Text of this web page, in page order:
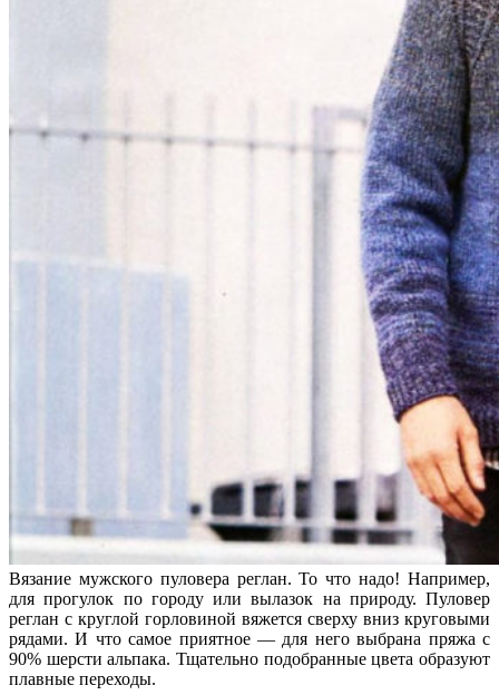
Вязание мужского пуловера реглан. То что надо! Например,
для прогулок по городу или вылазок на природу. Пуловер
реглан с круглой горловиной вяжется сверху вниз круговыми
рядами. И что самое приятное — для него выбрана пряжа с
90% шерсти альпака. Тщательно подобранные цвета образуют
плавные переходы.